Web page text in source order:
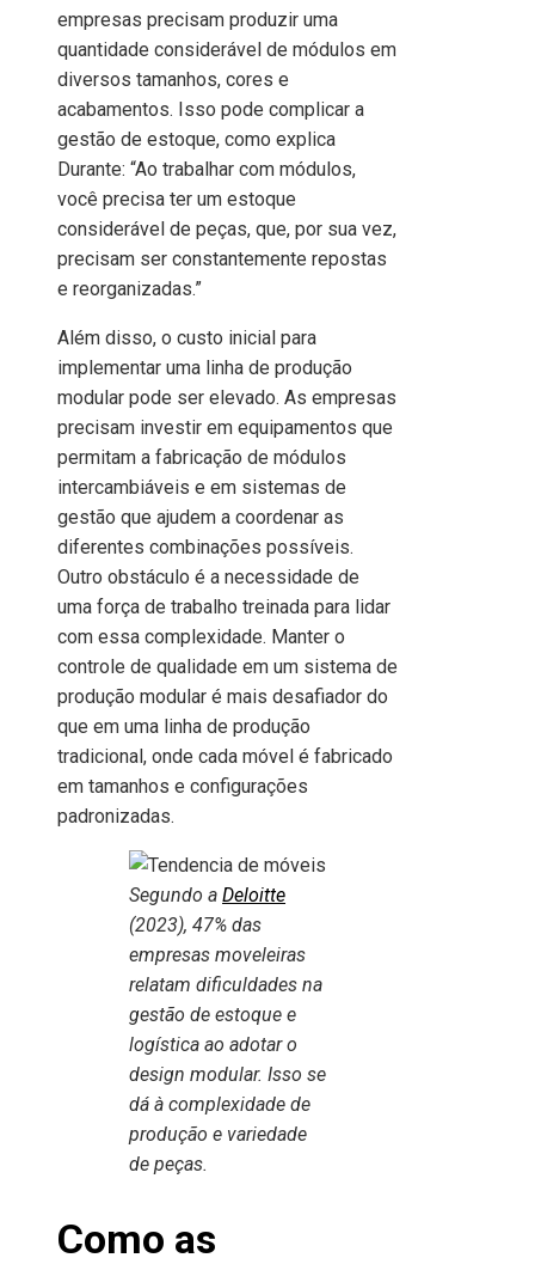
empresas precisam produzir uma
quantidade considerável de módulos em
diversos tamanhos, cores e
acabamentos. Isso pode complicar a
gestão de estoque, como explica
Durante: “Ao trabalhar com módulos,
você precisa ter um estoque
considerável de peças, que, por sua vez,
precisam ser constantemente repostas
e reorganizadas.”
Além disso, o custo inicial para
implementar uma linha de produção
modular pode ser elevado. As empresas
precisam investir em equipamentos que
permitam a fabricação de módulos
intercambiáveis e em sistemas de
gestão que ajudem a coordenar as
diferentes combinações possíveis.
Outro obstáculo é a necessidade de
uma força de trabalho treinada para lidar
com essa complexidade. Manter o
controle de qualidade em um sistema de
produção modular é mais desafiador do
que em uma linha de produção
tradicional, onde cada móvel é fabricado
em tamanhos e configurações
padronizadas.
Segundo aDeloitte
(2023), 47% das
empresas moveleiras
relatam dificuldades na
gestão de estoque e
logística ao adotar o
design modular. Isso se
dá à complexidade de
produção e variedade
de peças.
Como as